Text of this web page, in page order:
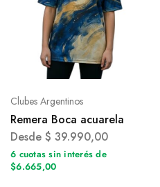
Clubes Argentinos
Remera Boca acuarela
Desde $ 39.990,00
6 cuotas sin interés de
$6.665,00